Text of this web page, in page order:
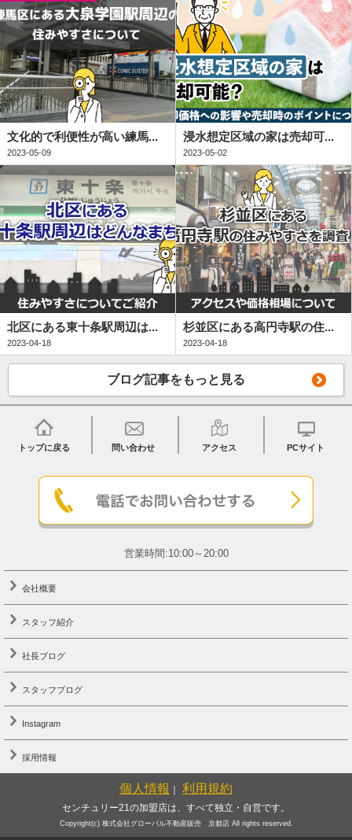
文化的で利便性が高い練馬...
2023-05-09
浸水想定区域の家は売却可...
2023-05-02
北区にある東十条駅周辺は...
2023-04-18
杉並区にある高円寺駅の住...
2023-04-18
ブログ記事をもっと見る
トップに戻る 問い合わせ アクセス PCサイト
営業時間:10:00～20:00
会社概要
スタッフ紹介
社長ブログ
スタッフブログ
Instagram
採用情報
個人情報 ｜ 利用規約
センチュリー21の加盟店は、すべて独立・自営です。
Copyright(c) 株式会社グローバル不動産販売 京都店 All rights reserved.